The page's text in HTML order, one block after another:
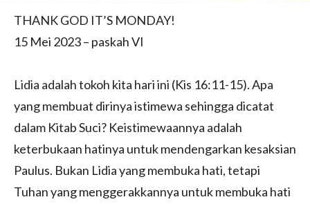
THANK GOD IT’S MONDAY!
15 Mei 2023 – paskah VI
Lidia adalah tokoh kita hari ini (Kis 16:11-15). Apa
yang membuat dirinya istimewa sehingga dicatat
dalam Kitab Suci? Keistimewaannya adalah
keterbukaan hatinya untuk mendengarkan kesaksian
Paulus. Bukan Lidia yang membuka hati, tetapi
Tuhan yang menggerakkannya untuk membuka hati